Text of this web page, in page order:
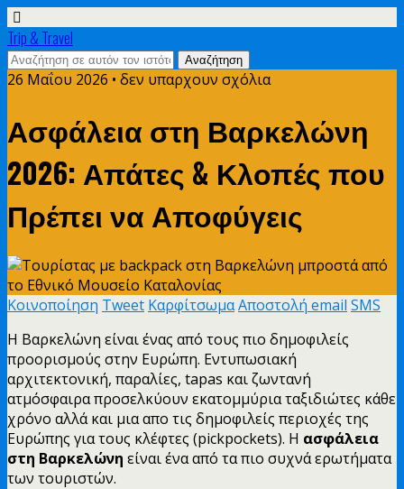
Trip & Travel
26 Μαΐου 2026 • δεν υπαρχουν σχόλια
Ασφάλεια στη Βαρκελώνη
2026: Απάτες & Κλοπές που
Πρέπει να Αποφύγεις
Κοινοποίηση Tweet ΚαρφίτσωμαΑποστολή email SMS
Η Βαρκελώνη είναι ένας από τους πιο δημοφιλείς
προορισμούς στην Ευρώπη. Εντυπωσιακή
αρχιτεκτονική, παραλίες, tapas και ζωντανή
ατμόσφαιρα προσελκύουν εκατομμύρια ταξιδιώτες κάθε
χρόνο αλλά και μια απο τις δημοφιλείς περιοχές της
Ευρώπης για τους κλέφτες (pickpockets). Η ασφάλεια
στη Βαρκελώνη είναι ένα από τα πιο συχνά ερωτήματα
των τουριστών.